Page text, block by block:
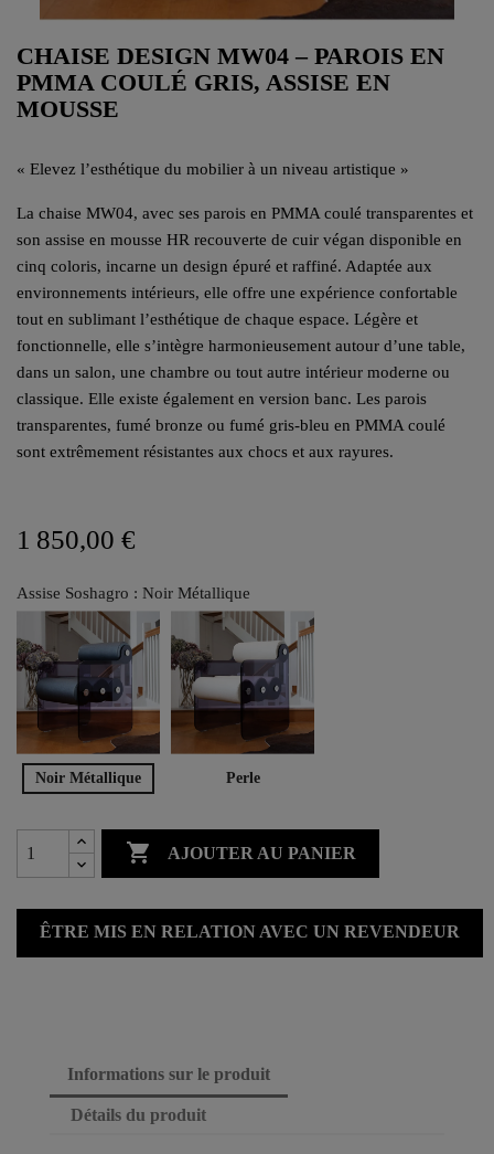
CHAISE DESIGN MW04 – PAROIS EN
PMMA COULÉ GRIS, ASSISE EN
MOUSSE
« Elevez l’esthétique du mobilier à un niveau artistique »
La chaise MW04, avec ses parois en PMMA coulé transparentes et
son assise en mousse HR recouverte de cuir végan disponible en
cinq coloris, incarne un design épuré et raffiné. Adaptée aux
environnements intérieurs, elle offre une expérience confortable
tout en sublimant l’esthétique de chaque espace. Légère et
fonctionnelle, elle s’intègre harmonieusement autour d’une table,
dans un salon, une chambre ou tout autre intérieur moderne ou
classique. Elle existe également en version banc. Les parois
transparentes, fumé bronze ou fumé gris-bleu en PMMA coulé
sont extrêmement résistantes aux chocs et aux rayures.
1 850,00 €
Assise Soshagro : Noir Métallique
Noir Métallique Perle
 AJOUTER AU PANIER
ÊTRE MIS EN RELATION AVEC UN REVENDEUR
Informations sur le produit
Détails du produit